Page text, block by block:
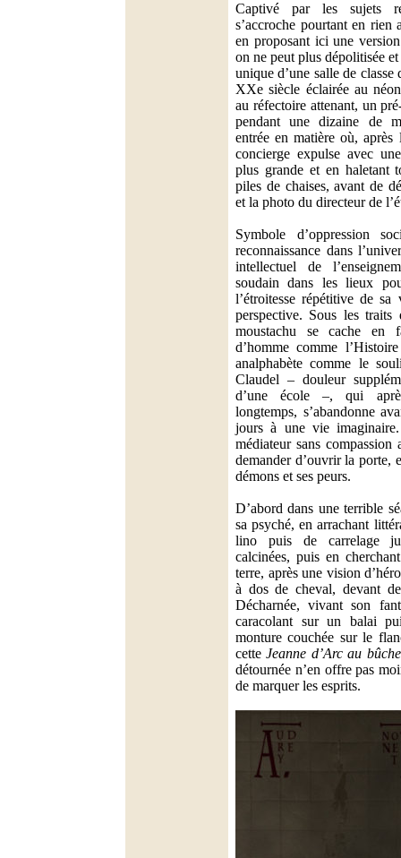
Captivé par les sujets
s’accroche pourtant en rien
en proposant ici une
on ne peut plus dépolitisée
unique d’une salle de
XXe siècle éclairée au
au réfectoire attenant, un
pendant une dizaine de
entrée en matière où, après
concierge expulse avec
plus grande et en haletant
piles de chaises, avant de
et la photo du directeur de
Symbole d’oppression
reconnaissance dans
intellectuel de
soudain dans les lieux
l’étroitesse répétitive de
perspective. Sous les
moustachu se cache en
d’homme comme
analphabète comme le
Claudel – douleur
d’une école –, qui
longtemps, s’abandonne
jours à une vie
médiateur sans compassion
demander d’ouvrir la porte,
démons et ses peurs.
D’abord dans une terrible
sa psyché, en arrachant
lino puis de carrelage
calcinées, puis en
terre, après une vision
à dos de cheval, devant
Décharnée, vivant son
caracolant sur un balai
monture couchée sur le
cetteJeanne d’Arc au
détournée n’en offre pas
de marquer les esprits.